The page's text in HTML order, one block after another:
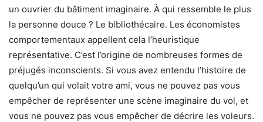
un ouvrier du bâtiment imaginaire. À qui ressemble le plus
la personne douce ? Le bibliothécaire. Les économistes
comportementaux appellent cela l’heuristique
représentative. C’est l’origine de nombreuses formes de
préjugés inconscients. Si vous avez entendu l’histoire de
quelqu’un qui volait votre ami, vous ne pouvez pas vous
empêcher de représenter une scène imaginaire du vol, et
vous ne pouvez pas vous empêcher de décrire les voleurs.